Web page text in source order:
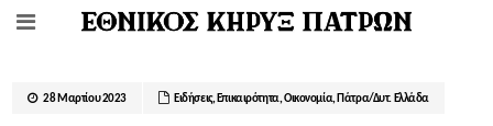
28 Μαρτίου 2023 Ειδήσεις, Επικαιρότητα,Οικονομία, Πάτρα/Δυτ. Ελλάδα